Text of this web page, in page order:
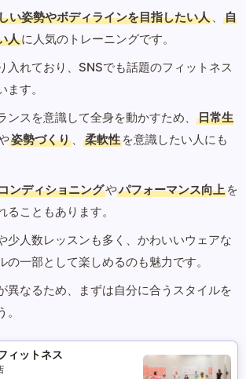
い姿勢やボディラインを目指したい人 、
自
人に人気のトレーニングです。
入れており、SNSでも話題のフィットネス
す。
ンスを意識して全身を動かすため、
日常生
姿勢づくり 、 柔軟性 を意識したい人にも
ンディショニングやパフォーマンス向上 を
ることもあります。
少人数レッスンも多く、かわいいウェアな
の一部として楽しめるのも魅力です。
異なるため、まずは自分に合うスタイルを
ィットネス